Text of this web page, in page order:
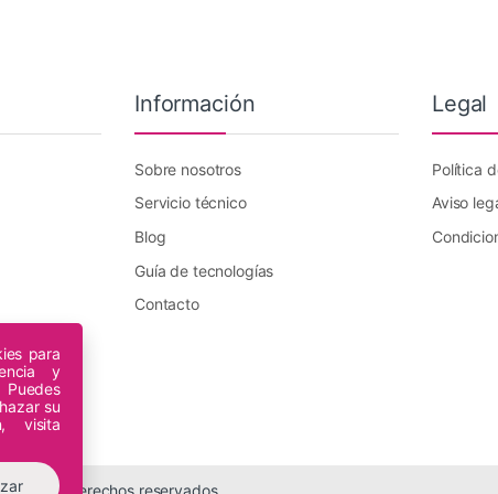
Información
Sobre nosotros
Servicio técnico
Blog
Guía de tecnologías
Contacto
Legal
Política
Aviso
los derechos reservados.
para
y
su
visita